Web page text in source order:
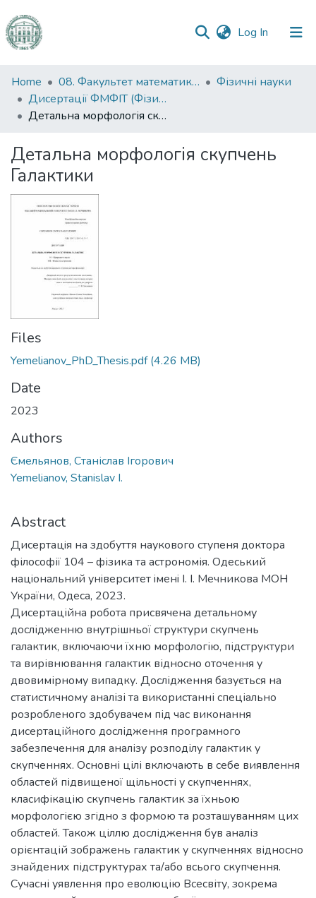
Log In (current)
Communities
&
Collections
Statistics
Home 08. Факультет математики, фізики та інформаційних технологій
Фізичні науки
Дисертації ФМФІТ (Фізичні науки)
Детальна морфологія скупчень Галактики
Детальна морфологія скупчень
Галактики
Files
Yemelianov_PhD_Thesis.pdf(4.26 MB)
Date
2023
Authors
Ємельянов, Станіслав Ігорович
Yemelianov, Stanislav I.
Abstract
Дисертацiя на здобуття наукового ступеня доктора
філософії 104 – фізика та астрономія. Одеський
нацiональний унiверситет iменi I. I. Мечникова МОН
України, Одеса, 2023.
Дисертаційна робота присвячена детальному
дослідженню внутрішньої структури скупчень
галактик, включаючи їхню морфологію, підструктури
та вирівнювання галактик відносно оточення у
двовимірному випадку. Дослідження базується на
статистичному аналізі та використанні спеціально
розробленого здобувачем під час виконання
дисертаційного дослідження програмного
забезпечення для аналізу розподілу галактик у
скупченнях. Основні цілі включають в себе виявлення
областей підвищеної щільності у скупченнях,
класифікацію скупчень галактик за їхньою
морфологією згідно з формою та розташуванням цих
областей. Також ціллю дослідження був аналіз
орієнтацій зображень галактик у скупченнях відносно
знайдених підструктурах та/або всього скупчення.
Сучасні уявлення про еволюцію Всесвіту, зокрема